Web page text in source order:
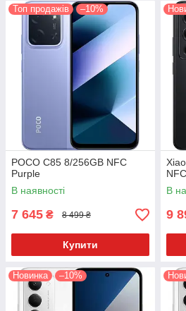
Топ продажів –10%
POCO C85 8/256GB NFC
Purple
В наявності
7 645 ₴ 8 499 ₴
Купити
В
9
Новинка –10%